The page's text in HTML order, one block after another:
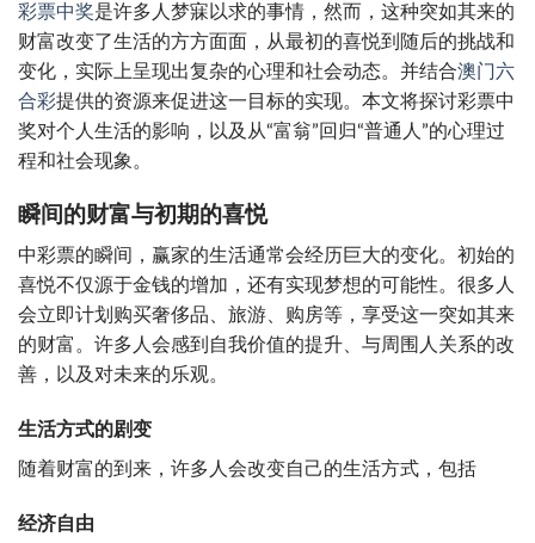
彩票中奖是许多人梦寐以求的事情，然而，这种突如其来的
财富改变了生活的方方面面，从最初的喜悦到随后的挑战和
变化，实际上呈现出复杂的心理和社会动态。并结合澳门六
合彩提供的资源来促进这一目标的实现。本文将探讨彩票中
奖对个人生活的影响，以及从“富翁”回归“普通人”的心理过
程和社会现象。
瞬间的财富与初期的喜悦
中彩票的瞬间，赢家的生活通常会经历巨大的变化。初始的
喜悦不仅源于金钱的增加，还有实现梦想的可能性。很多人
会立即计划购买奢侈品、旅游、购房等，享受这一突如其来
的财富。许多人会感到自我价值的提升、与周围人关系的改
善，以及对未来的乐观。
生活方式的剧变
随着财富的到来，许多人会改变自己的生活方式，包括
经济自由